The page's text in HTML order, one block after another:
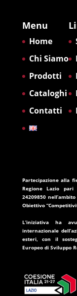
Menu
Home
Chi Siamo
Prodotti
Cataloghi
Contatti
Partecipazione alla
Regione Lazio
24209850
Obiettivo
L’iniziativa ha
internazionale
esteri, con il
Europeo di Sviluppo